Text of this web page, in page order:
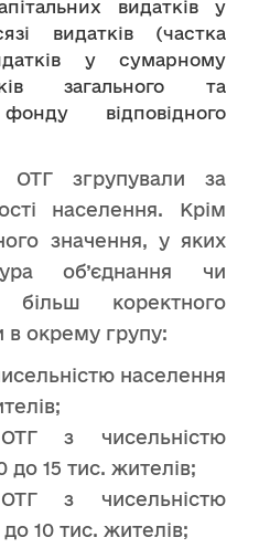
видатків у
видатків (частка
у сумарному
загального та
відповідного
згрупували за
населення. Крім
значення, у яких
об’єднання чи
коректного
в окрему групу:
населення
з чисельністю
до 15 тис. жителів;
з чисельністю
10 тис. жителів;